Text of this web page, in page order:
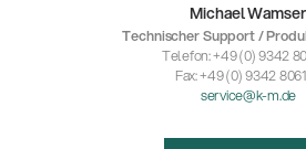
Michael Wamser
Technischer Support /
Telefon: +49 (0) 9342
Fax: +49 (0) 9342
service@k-m.de